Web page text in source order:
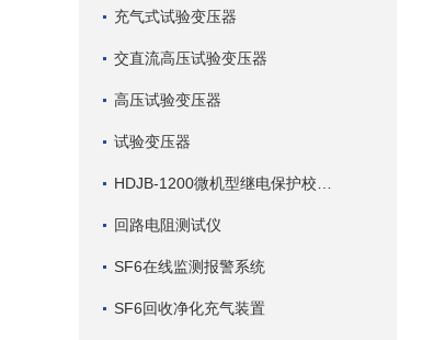
充气式试验变压器
交直流高压试验变压器
高压试验变压器
试验变压器
回路电阻测试仪
SF6在线监测报警系统
SF6回收净化充气装置